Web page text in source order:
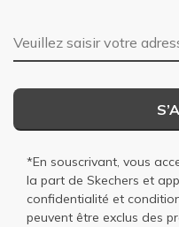
Adresse e-mail
*En souscrivant, vous
la part de Skechers et
confidentialité et
peuvent être exclus des